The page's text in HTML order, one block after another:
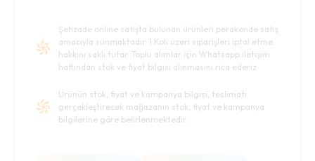
Şehzade online satışta bulunan ürünleri perakende satış
amacıyla sunmaktadır. 1 Koli üzeri siparişleri iptal etme
hakkını saklı tutar. Toplu alımlar için Whatsapp iletişim
hattından stok ve fiyat bilgisi alınmasını rica ederiz.
Ürünün stok, fiyat ve kampanya bilgisi, teslimatı
gerçekleştirecek mağazanın stok, fiyat ve kampanya
bilgilerine göre belirlenmektedir.